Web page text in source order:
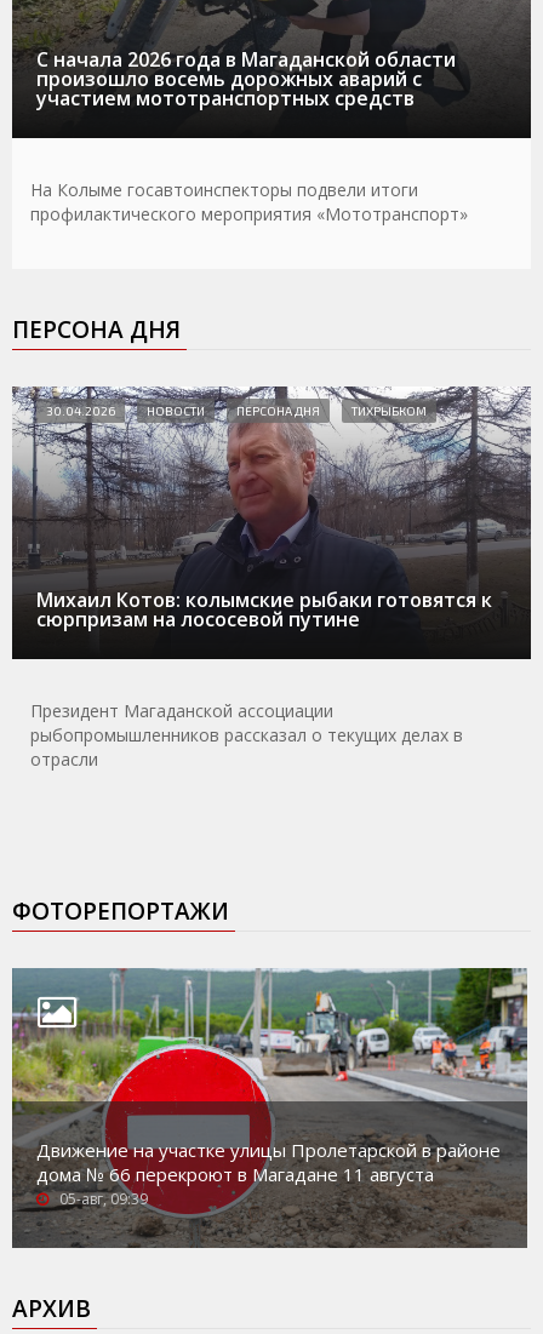
С начала 2026 года в Магаданской области
произошло восемь дорожных аварий с
участием мототранспортных средств
На Колыме госавтоинспекторы подвели итоги
профилактического мероприятия «Мототранспорт»
ПЕРСОНА ДНЯ
Михаил Котов: колымские рыбаки готовятся к
сюрпризам на лососевой путине
30.04.2026 НОВОСТИ ПЕРСОНА ДНЯ ТИХРЫБКОМ
Президент Магаданской ассоциации
рыбопромышленников рассказал о текущих делах в
отрасли
ФОТОРЕПОРТАЖИ
Движение на участке улицы Пролетарской в районе
дома № 66 перекроют в Магадане 11 августа
05-авг, 09:39
АРХИВ